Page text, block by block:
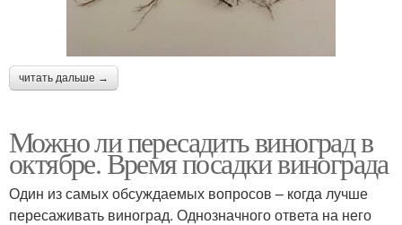
читать дальше →
Можно ли пересадить виноград в
октябре. Время посадки винограда
Один из самых обсуждаемых вопросов – когда лучше
пересаживать виноград. Однозначного ответа на него